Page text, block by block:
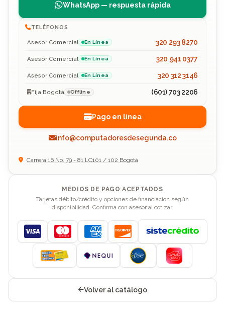
WhatsApp — respuesta rápida
TELÉFONOS
Asesor Comercial En Línea 320 293 8270
Asesor Comercial En Línea 320 941 0377
Asesor Comercial En Línea 320 312 3146
Fija Bogotá Offline (601) 703 2206
Pago en línea
info@computadoresdesegunda.co
Carrera 16 No. 79 - 81 LC101 / 102 Bogotá
MEDIOS DE PAGO ACEPTADOS
Tarjetas débito/crédito y opciones de financiación según
disponibilidad. Confirma con asesor al cotizar.
Visa MastercardAmerican Express
Discover
Volver al catálogo